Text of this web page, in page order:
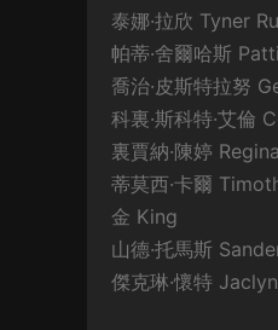
泰娜·拉欣 Tyner
帕蒂·舍爾哈斯
喬治·皮斯特拉努
科裏·斯科特·艾倫
裏賈納·陳婷
蒂莫西·卡爾
金 King
山德·托馬斯
傑克琳·懷特